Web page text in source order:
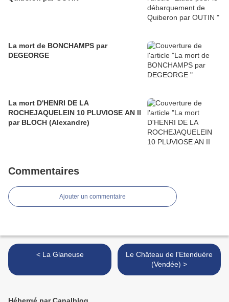
La mort de BONCHAMPS par
DEGEORGE
La mort D'HENRI DE LA
ROCHEJAQUELEIN 10 PLUVIOSE AN II
par BLOCH (Alexandre)
Commentaires
Ajouter un commentaire
< La Glaneuse
Le Château de l'Etenduère
(Vendée) >